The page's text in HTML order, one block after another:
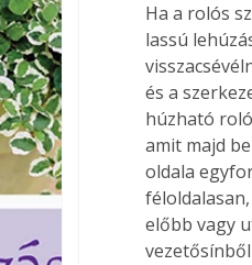
Ha a rolós
lassú
és a
húzható
amit majd
oldala
előbb vagy